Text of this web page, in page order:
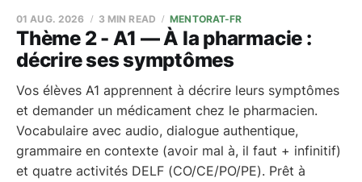
Thème 2 - A1 — À la pharmacie :
décrire ses symptômes
01 AUG. 2026 3 MIN READ MENTORAT-FR
Vos élèves A1 apprennent à décrire leurs symptômes
et demander un médicament chez le pharmacien.
Vocabulaire avec audio, dialogue authentique,
grammaire en contexte (avoir mal à, il faut + infinitif)
et quatre activités DELF (CO/CE/PO/PE). Prêt à